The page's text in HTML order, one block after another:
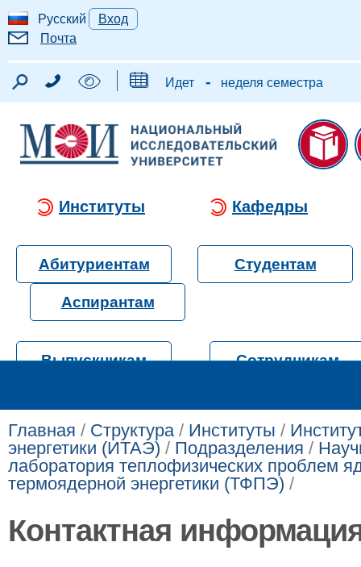
Русский
Вход
Почта
Идет - неделя семестра
Институты Кафедры
Абитуриентам Студентам
Аспирантам
Выпускникам Сотрудникам
Главная / Структура/ Институты /
энергетики (ИТАЭ) / Подразделения /
лаборатория теплофизических проблем
термоядерной энергетики (ТФПЭ) /
Контактная